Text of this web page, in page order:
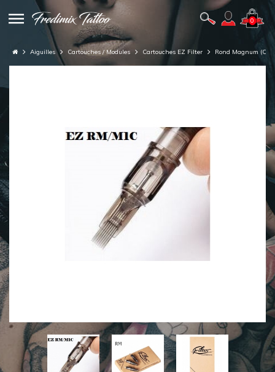
0
Aiguilles Cartouches / Modules Cartouches EZ Filter Rond Magnum